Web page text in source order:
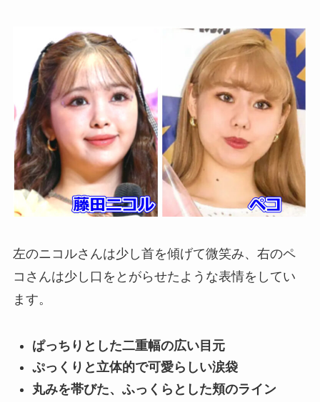
左のニコルさんは少し首を傾げて微笑み、右のペ
コさんは少し口をとがらせたような表情をしてい
ます。
ぱっちりとした二重幅の広い目元
ぷっくりと立体的で可愛らしい涙袋
丸みを帯びた、ふっくらとした頬のライン